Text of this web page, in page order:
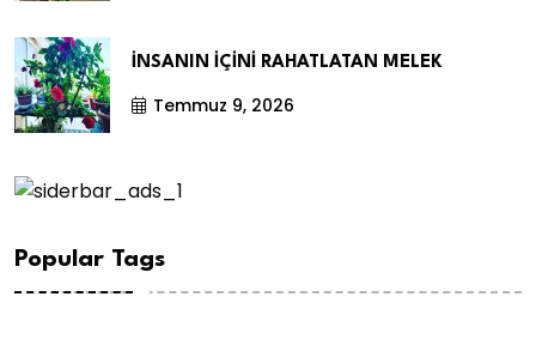
İNSANIN İÇİNİ RAHATLATAN MELEK
Temmuz 9, 2026
Popular Tags